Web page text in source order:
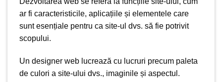
ar fi caracteristicile, aplicațiile și elementele care
sunt esențiale pentru ca site-ul dvs. să fie potrivit
scopului.
Un designer web lucrează cu lucruri precum paleta
de culori a site-ului dvs., imaginile și aspectul.